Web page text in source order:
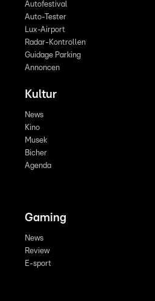
Autofestival
Auto-Tester
Lux-Airport
Radar-Kontrollen
Guidage Parking
Annoncen
Kultur
News
Kino
Musek
Bicher
Agenda
Gaming
News
Review
E-sport